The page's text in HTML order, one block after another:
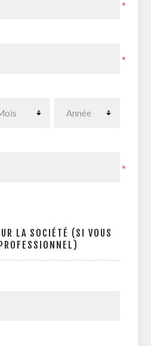
*
*
*
LA SOCIÉTÉ (SI VOUS